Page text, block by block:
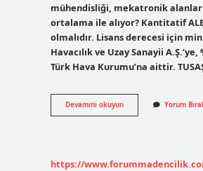
mühendisliği, mekatronik
ortalama ile alıyor? Kantitatif
olmalıdır. Lisans derecesi için
Havacılık ve Uzay Sanayii
Türk Hava Kurumu’na aittir.
Devamını okuyunTusaş
Hangi
Yorum
https://